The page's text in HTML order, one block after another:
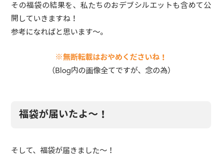
その福袋の結果を、私たちのおデブシルエットも含めて公
開していきますね！
参考になればと思います〜。
※無断転載はおやめくださいね！
（Blog内の画像全てですが、念の為）
福袋が届いたよ〜！
そして、福袋が届きました〜！